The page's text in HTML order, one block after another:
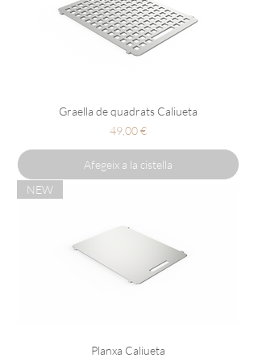
Graella de quadrats Caliueta
Preu
49,00 €
Afegeix a la cistella
NEW
Planxa Caliueta